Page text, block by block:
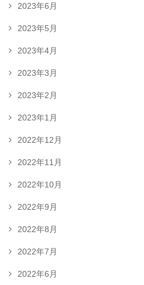
2023年6月
2023年5月
2023年4月
2023年3月
2023年2月
2023年1月
2022年12月
2022年11月
2022年10月
2022年9月
2022年8月
2022年7月
2022年6月